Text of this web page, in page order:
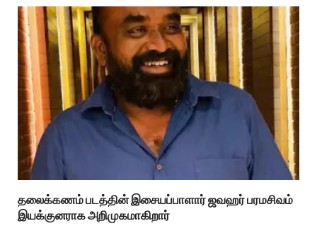
தலைக்கணம் படத்தின் இசையப்பாளார் ஜவஹர் பரமசிவம்
இயக்குனராக அறிமுகமாகிறார்